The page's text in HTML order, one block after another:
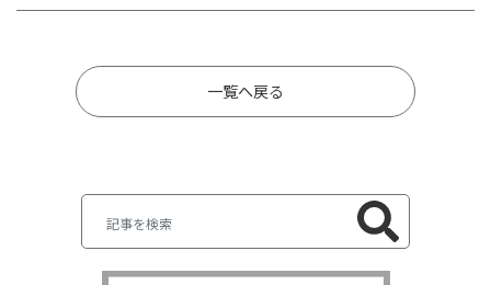
一覧へ戻る